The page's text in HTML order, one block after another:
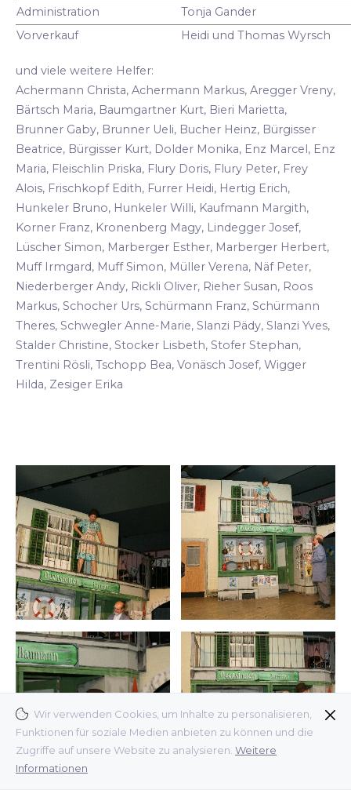
Wir verwenden Cookies, um Inhalte zu personalisieren,
Funktionen für soziale Medien anbieten zu können und die
Zugriffe auf unsere Website zu analysieren. Weitere
Informationen
Administration
Tonja Gander
Vorverkauf
Heidi und Thomas Wyrsch
und viele weitere Helfer:
Achermann Christa, Achermann Markus, Aregger Vreny,
Bärtsch Maria, Baumgartner Kurt, Bieri Marietta,
Brunner Gaby, Brunner Ueli, Bucher Heinz, Bürgisser
Beatrice, Bürgisser Kurt, Dolder Monika, Enz Marcel, Enz
Maria, Fleischlin Priska, Flury Doris, Flury Peter, Frey
Alois, Frischkopf Edith, Furrer Heidi, Hertig Erich,
Hunkeler Bruno, Hunkeler Willi, Kaufmann Margith,
Korner Franz, Kronenberg Magy, Lindegger Josef,
Lüscher Simon, Marberger Esther, Marberger Herbert,
Muff Irmgard, Muff Simon, Müller Verena, Näf Peter,
Niederberger Andy, Rickli Oliver, Rieher Susan, Roos
Markus, Schocher Urs, Schürmann Franz, Schürmann
Theres, Schwegler Anne-Marie, Slanzi Pädy, Slanzi Yves,
Stalder Christine, Stocker Lisbeth, Stofer Stephan,
Trentini Rösli, Tschopp Bea, Vonäsch Josef, Wigger
Hilda, Zesiger Erika